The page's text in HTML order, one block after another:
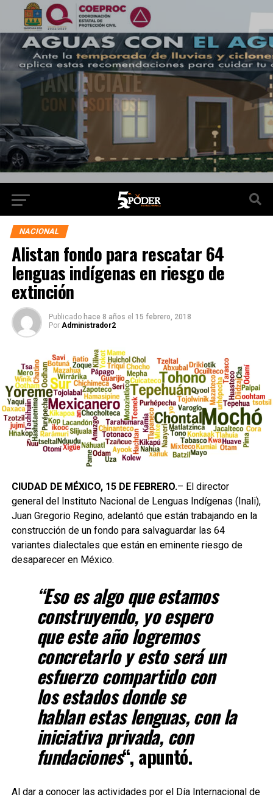
NACIONAL
Alistan fondo para rescatar 64
lenguas indígenas en riesgo de
extinción
Publicado hace 8 años el 15 febrero, 2018
Por Administrador2
CIUDAD DE MÉXICO, 15 DE FEBRERO.– El director
general del Instituto Nacional de Lenguas Indígenas (Inali),
Juan Gregorio Regino, adelantó que están trabajando en la
construcción de un fondo para salvaguardar las 64
variantes dialectales que están en eminente riesgo de
desaparecer en México.
“Eso es algo que estamos
construyendo, yo espero
que este año logremos
concretarlo y esto será un
esfuerzo compartido con
los estados donde se
hablan estas lenguas, con la
iniciativa privada, con
fundaciones“, apuntó.
Al dar a conocer las actividades por el Día Internacional de